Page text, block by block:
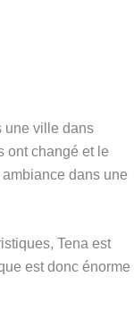
une ville dans
ont changé et le
dans une
Tena est
est donc énorme